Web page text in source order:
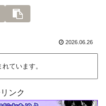
2026.06.26
ています。
ンク